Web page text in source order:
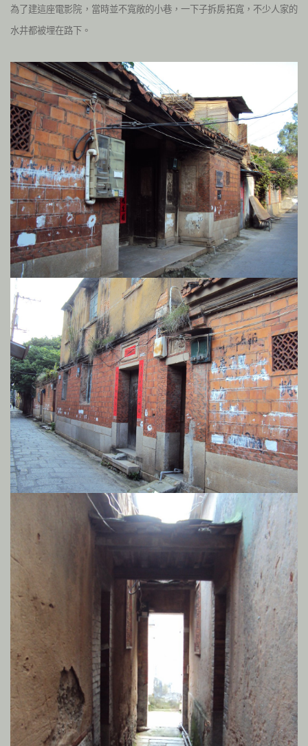
為了建這座電影院，當時並不寬敞的小巷，一下子拆房拓寬，不少人家的
水井都被埋在路下。